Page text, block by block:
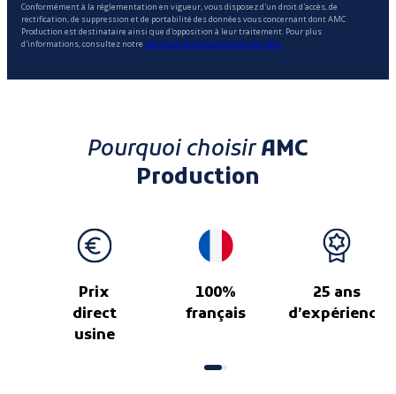
Conformément à la réglementation en vigueur, vous disposez d'un droit d'accès, de
rectification, de suppression et de portabilité des données vous concernant dont AMC
Production est destinataire ainsi que d'opposition à leur traitement. Pour plus
d'informations, consultez notre politique de protection des données.
Pourquoi choisirAMC
Production
Prix
direct
usine
100%
français
25 ans
d’expérience